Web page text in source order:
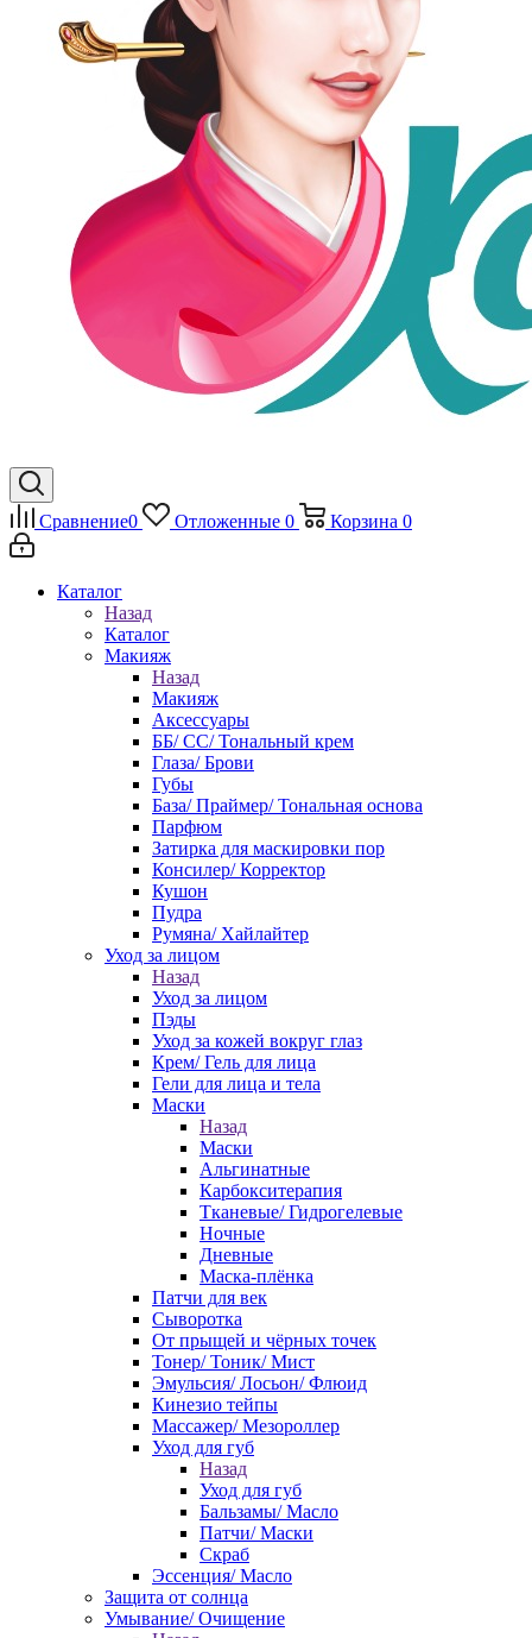
Сравнение0 Отложенные 0 Корзина 0
Каталог
Назад
Каталог
Макияж
Назад
Макияж
Аксессуары
ББ/ СС/ Тональный крем
Глаза/ Брови
Губы
База/ Праймер/ Тональная основа
Парфюм
Затирка для маскировки пор
Консилер/ Корректор
Кушон
Пудра
Румяна/ Хайлайтер
Уход за лицом
Назад
Уход за лицом
Пэды
Уход за кожей вокруг глаз
Крем/ Гель для лица
Гели для лица и тела
Маски
Назад
Маски
Альгинатные
Карбокситерапия
Тканевые/ Гидрогелевые
Ночные
Дневные
Маска-плёнка
Патчи для век
Сыворотка
От прыщей и чёрных точек
Тонер/ Тоник/ Мист
Эмульсия/ Лосьон/ Флюид
Кинезио тейпы
Массажер/ Мезороллер
Уход для губ
Назад
Уход для губ
Бальзамы/ Масло
Патчи/ Маски
Скраб
Эссенция/ Масло
Защита от солнца
Умывание/ Очищение